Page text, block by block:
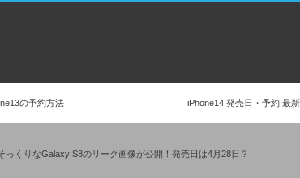
の予約方法 iPhone14 発売日・予約 最
っくりなGalaxy S8のリーク画像が公開！発売日は4月28日？